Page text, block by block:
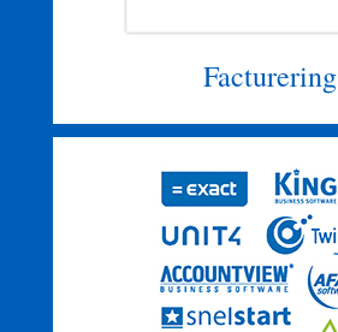
Facturering